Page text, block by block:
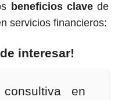
beneficios clavede
servicios financieros:
interesar!
en